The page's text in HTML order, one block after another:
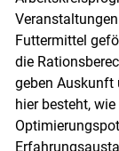
Futtermittel
die
geben Auskunft
hier besteht,